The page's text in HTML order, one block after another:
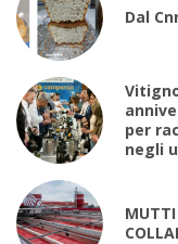
Dal
per
negli
MUTTI